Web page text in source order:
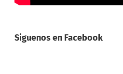
Siguenos en Facebook